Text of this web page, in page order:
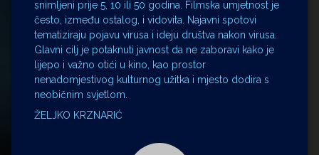
snimljeni prije 5, 10 ili 50 godina. Filmska umjetnost je
često, između ostalog, i vidovita. Najavni spotovi
tematiziraju pojavu virusa i ideju društva nakon virusa.
Glavni cilj je potaknuti javnost da ne zaboravi kako je
lijepo i važno otići u kino, kao prostor
nenadomjestivog kulturnog užitka i mjesto dodira s
neobičnim svjetlom.
ŽELJKO KRZNARIĆ